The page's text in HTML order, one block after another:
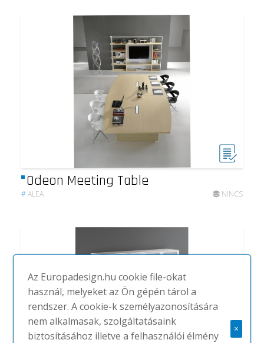
Odeon Meeting Table
#ALEA NINCS
Az Europadesign.hu cookie file-okat
használ, melyeket az Ön gépén tárol a
rendszer. A cookie-k személyazonosítására
nem alkalmasak, szolgáltatásaink
biztosításához illetve a felhasználói élmény
×